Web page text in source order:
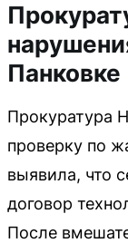
Панковке
Прокуратура
проверку по
выявила, что
договор
После